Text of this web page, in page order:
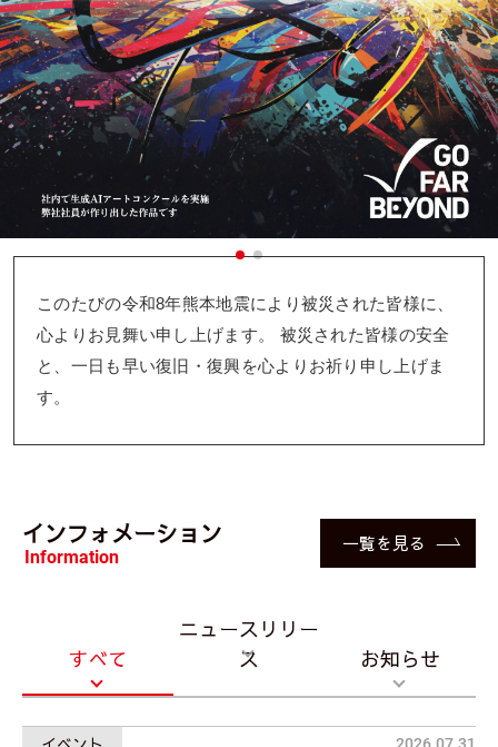
このたびの令和8年熊本地震により被災された皆様に、
心よりお見舞い申し上げます。
被災された皆様の安全
と、一日も早い復旧・復興を心よりお祈り申し上げま
す。
インフォメーション
Information
一覧を見る
すべて
ニュースリリー
ス
お知らせ